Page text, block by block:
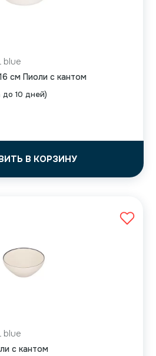
до 10 дней)
blue
см Пиоли с кантом
В КОРЗИНУ
blue
с кантом